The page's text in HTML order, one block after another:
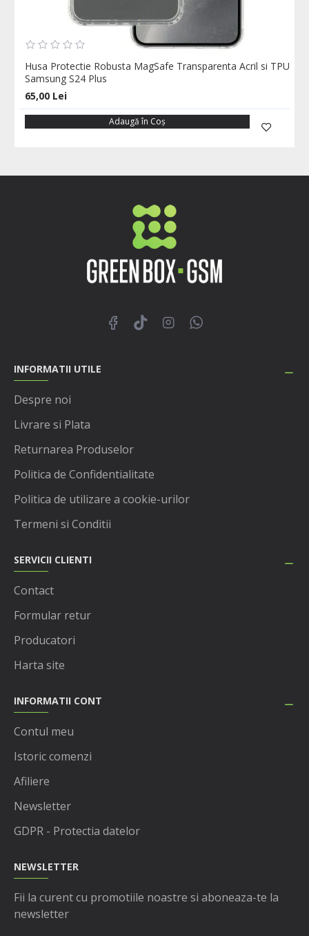
Husa Protectie Robusta MagSafe Transparenta Acril si TPU
Samsung S24 Plus
65,00 Lei
Adaugă în Coş
INFORMATII UTILE
Despre noi
Livrare si Plata
Returnarea Produselor
Politica de Confidentialitate
Politica de utilizare a cookie-urilor
Termeni si Conditii
SERVICII CLIENTI
Contact
Formular retur
Producatori
Harta site
INFORMATII CONT
Contul meu
Istoric comenzi
Afiliere
Newsletter
GDPR - Protectia datelor
NEWSLETTER
Fii la curent cu promotiile noastre si aboneaza-te la
newsletter